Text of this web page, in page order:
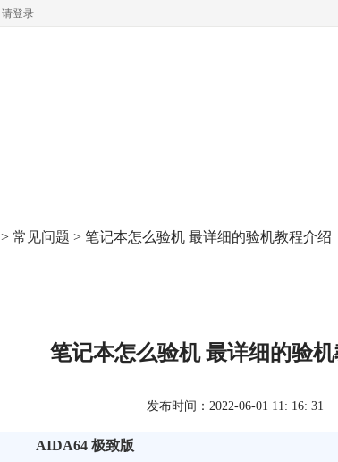
请登录
> 常见问题 > 笔记本怎么验机 最详细的验机教程介绍
笔记本怎么验机 最详细的验
发布时间：2022-06-01 11: 16: 31
AIDA64 极致版